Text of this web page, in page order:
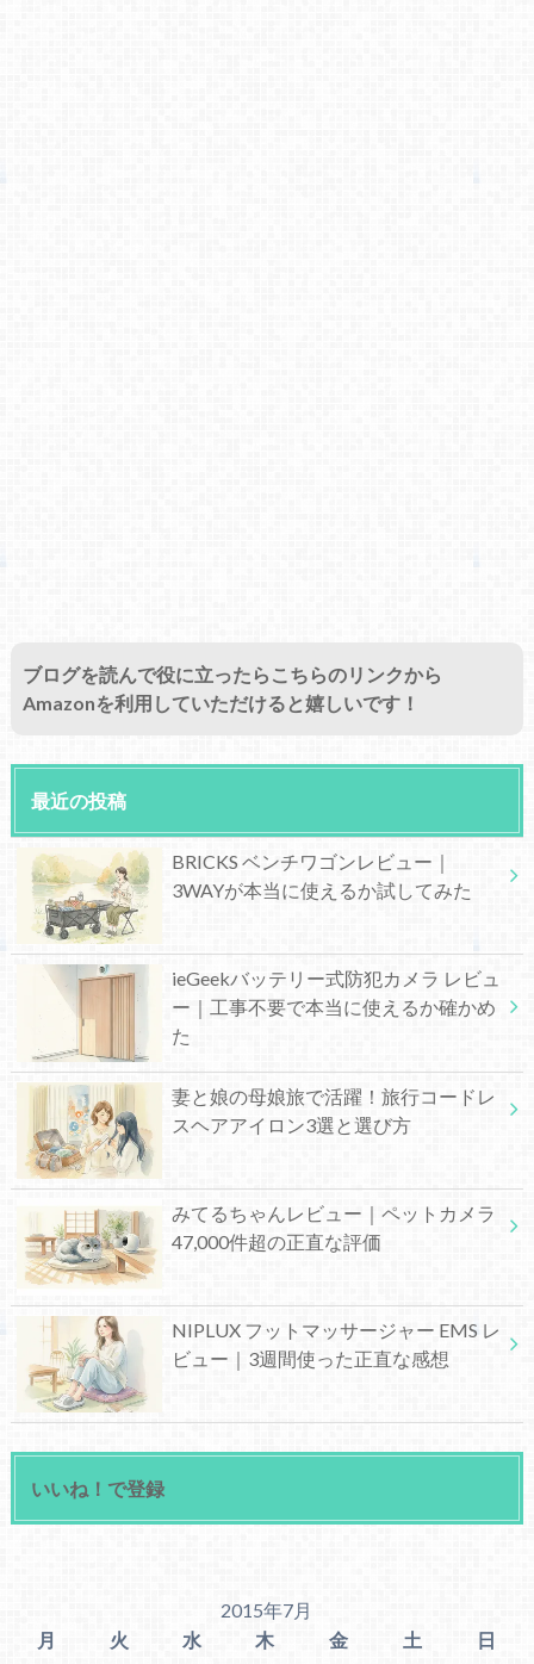
ブログを読んで役に立ったらこちらのリンクから
Amazonを利用していただけると嬉しいです！
最近の投稿
BRICKS ベンチワゴンレビュー｜
3WAYが本当に使えるか試してみた
ieGeekバッテリー式防犯カメラ レビュ
ー｜工事不要で本当に使えるか確かめ
た
妻と娘の母娘旅で活躍！旅行コードレ
スヘアアイロン3選と選び方
みてるちゃんレビュー｜ペットカメラ
47,000件超の正直な評価
NIPLUX フットマッサージャー EMS レ
ビュー｜3週間使った正直な感想
いいね！で登録
2015年7月
月
火 水 木 金 土
日